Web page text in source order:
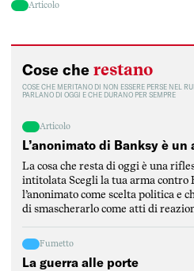
Articolo
Cose che restano
COSE CHE MERITANO DI NON ESSERE PERSE NEL
PARLANO DI OGGI E CHE DURANO PER SEMPRE
Articolo
L’anonimato di Banksy è
La cosa che resta di oggi è una
intitolata Scegli la tua arma contro
l’anonimato come scelta politica e
di smascherarlo come atti di
puntualizzare l’elemento
Fumetto
La guerra alle porte